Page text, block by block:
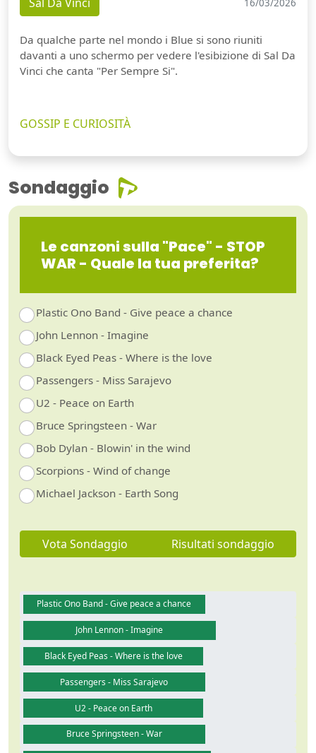
Da qualche parte nel mondo i Blue si sono riuniti
davanti a uno schermo per vedere l'esibizione di Sal Da
Vinci che canta "Per Sempre Si".
GOSSIP E CURIOSITÀ
Sondaggio
Le canzoni sulla "Pace" - STOP
WAR - Quale la tua preferita?
Plastic Ono Band - Give peace a chance
John Lennon - Imagine
Black Eyed Peas - Where is the love
Passengers - Miss Sarajevo
U2 - Peace on Earth
Bruce Springsteen - War
Bob Dylan - Blowin' in the wind
Scorpions - Wind of change
Michael Jackson - Earth Song
Vota Sondaggio Risultati sondaggio
Plastic Ono Band - Give peace a chance
John Lennon - Imagine
Black Eyed Peas - Where is the love
Passengers - Miss Sarajevo
U2 - Peace on Earth
Bruce Springsteen - War